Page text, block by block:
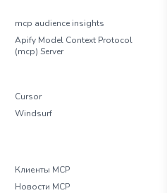
mcp audience insights
Apify Model Context Protocol
(mcp) Server
Cursor
Windsurf
Клиенты MCP
Новости MCP